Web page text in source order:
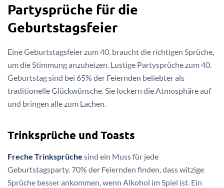
Partysprüche für die
Geburtstagsfeier
Eine Geburtstagsfeier zum 40. braucht die richtigen Sprüche,
um die Stimmung anzuheizen. Lustige Partysprüche zum 40.
Geburtstag sind bei 65% der Feiernden beliebter als
traditionelle Glückwünsche. Sie lockern die Atmosphäre auf
und bringen alle zum Lachen.
Trinksprüche und Toasts
Freche Trinksprüche sind ein Muss für jede
Geburtstagsparty. 70% der Feiernden finden, dass witzige
Sprüche besser ankommen, wenn Alkohol im Spiel ist. Ein